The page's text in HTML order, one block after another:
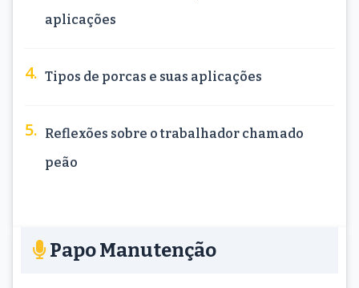
aplicações
Tipos de porcas e suas aplicações
Reflexões sobre o trabalhador chamado
peão
Papo Manutenção